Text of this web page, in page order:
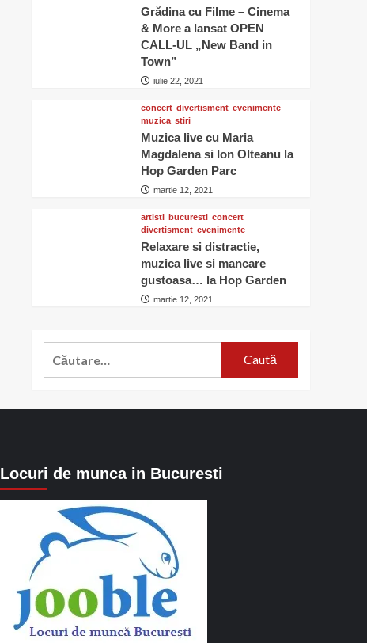
Grădina cu Filme – Cinema
& More a lansat OPEN
CALL-UL „New Band in
Town”
iulie 22, 2021
concert divertisment evenimente
muzica stiri
Muzica live cu Maria
Magdalena si Ion Olteanu la
Hop Garden Parc
martie 12, 2021
artisti bucuresti concert
divertisment evenimente
Relaxare si distractie,
muzica live si mancare
gustoasa… la Hop Garden
martie 12, 2021
Caută
Locuri de munca in Bucuresti